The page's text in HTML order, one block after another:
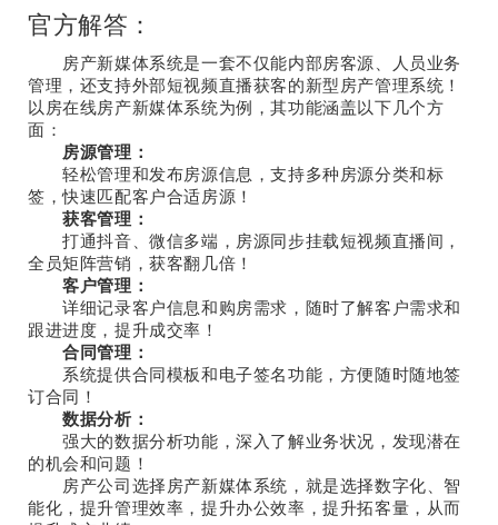
官方解答：
房产新媒体系统是一套不仅能内部房客源、人员业务
管理，还支持外部短视频直播获客的新型房产管理系统！
以房在线房产新媒体系统为例，其功能涵盖以下几个方
面：
房源管理：
轻松管理和发布房源信息，支持多种房源分类和标
签，快速匹配客户合适房源！
获客管理：
打通抖音、微信多端，房源同步挂载短视频直播间，
全员矩阵营销，获客翻几倍！
客户管理：
详细记录客户信息和购房需求，随时了解客户需求和
跟进进度，提升成交率！
合同管理：
系统提供合同模板和电子签名功能，方便随时随地签
订合同！
数据分析：
强大的数据分析功能，深入了解业务状况，发现潜在
的机会和问题！
房产公司选择房产新媒体系统，就是选择数字化、智
能化，提升管理效率，提升办公效率，提升拓客量，从而